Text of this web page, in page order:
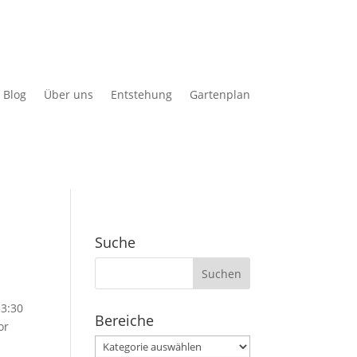
Blog Über uns Entstehung Gartenplan
Suche
Suchen
Bereiche
Bereiche